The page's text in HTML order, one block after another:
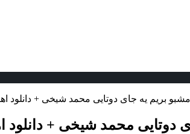
بریم یه جای دوتایی محمد شیخی + دانلود
دوتایی محمد شیخی + دانلود